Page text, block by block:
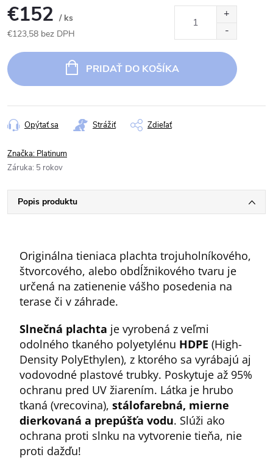
€152 / ks
€123,58 bez DPH
cena:
PRIDAŤ DO KOŠÍKA
Opýtať sa Strážiť Zdieľať
Značka: Platinum
Záruka: 5 rokov
Popis produktu
Originálna tieniaca plachta trojuholníkového,
štvorcového, alebo obdĺžnikového tvaru je
určená na zatienenie vášho posedenia na
terase či v záhrade.
Slnečná plachta je vyrobená z veľmi
odolného tkaného polyetylénu HDPE (High-
Density PolyEthylen), z ktorého sa vyrábajú aj
vodovodné plastové trubky. Poskytuje až 95%
ochranu pred UV žiarením. Látka je hrubo
tkaná (vrecovina), stálofarebná, mierne
dierkovaná a prepúšťa vodu. Slúži ako
ochrana proti slnku na vytvorenie tieňa, nie
proti dažďu!